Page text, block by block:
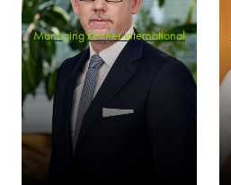
Managing Partner International